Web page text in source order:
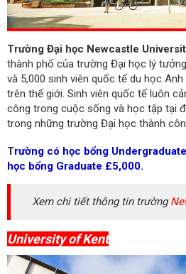
Trường Đại học Newcastle
thành phố của trường Đại học lý
và 5,000 sinh viên quốc tế du học
trên thế giới. Sinh viên quốc tế luôn
công trong cuộc sống và học tập tại
trong những trường Đại học thành
Trường có học bổng
học bổng Graduate £5,000.
Xem chi tiết thông tin trường
University of Kent